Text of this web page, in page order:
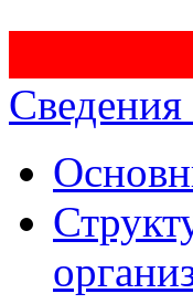
Сведения